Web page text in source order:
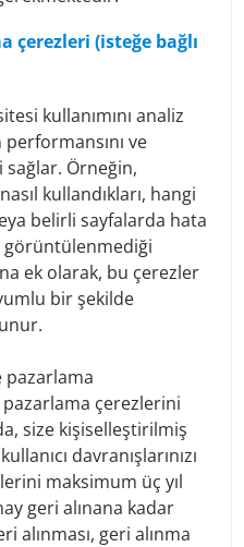
we have received as part of
customers, potential
of the customers
representatives,
case of legal entities,
and beneficial owners.
only to the extent
and functional products
data to provide the
we offer, to respond to
our websites and
and, where
which we are subject.
data only takes place
legal basis within the
details on the individual
point (6) of this privacy
çerezleri (isteğe bağlı
kullanımını analiz
ve
Örneğin,
kullandıkları, hangi
belirli sayfalarda hata
görüntülenmediği
ek olarak, bu çerezler
bir şekilde
pazarlama
çerezlerini
size kişiselleştirilmiş
davranışlarınızı
maksimum üç yıl
geri alınana kadar
alınması, geri alınma